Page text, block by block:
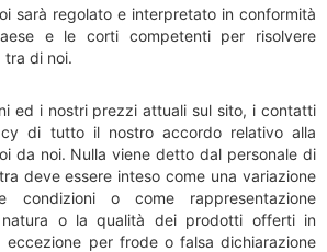
sarà regolato e interpretato in conformità
e le corti competenti per risolvere
tra di noi.
ed i nostri prezzi attuali sul sito, i contatti
di tutto il nostro accordo relativo alla
da noi. Nulla viene detto dal personale di
deve essere inteso come una variazione
o come rappresentazione
o la qualità dei prodotti offerti in
per frode o falsa dichiarazione